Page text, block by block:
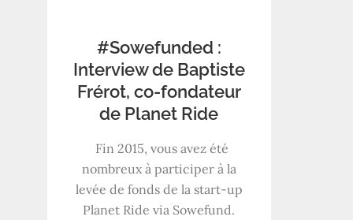
#Sowefunded :
Interview de Baptiste
Frérot, co-fondateur
de Planet Ride
Fin 2015, vous avez été
nombreux à participer à la
levée de fonds de la start-up
Planet Ride via Sowefund.